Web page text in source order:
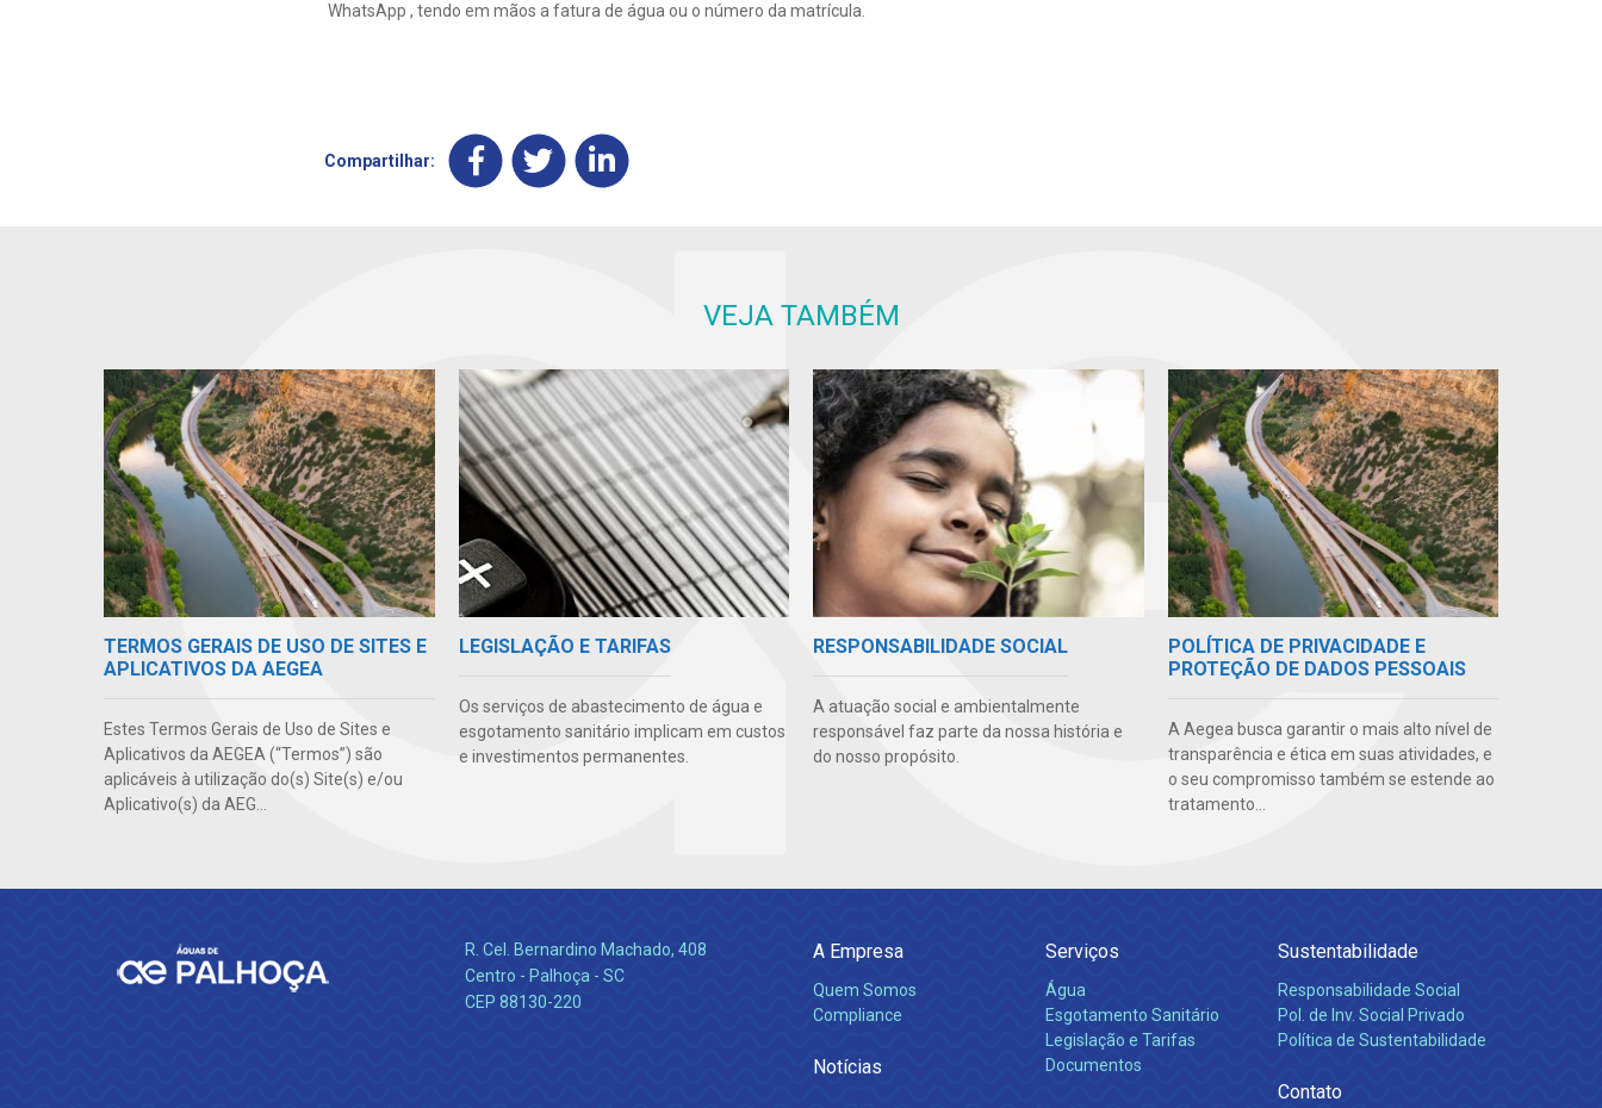
WhatsApp , tendo em mãos a fatura de água ou o número da matrícula.
Compartilhar:
VEJA TAMBÉM
TERMOS GERAIS DE USO DE SITES E
APLICATIVOS DA AEGEA
Estes Termos Gerais de Uso de Sites e
Aplicativos da AEGEA (“Termos”) são
aplicáveis à utilização do(s) Site(s) e/ou
Aplicativo(s) da AEG...
LEGISLAÇÃO E TARIFAS
Os serviços de abastecimento de água e
esgotamento sanitário implicam em custos
e investimentos permanentes.
RESPONSABILIDADE SOCIAL
A atuação social e ambientalmente
responsável faz parte da nossa história e
do nosso propósito.
POLÍTICA DE PRIVACIDADE E
PROTEÇÃO DE DADOS PESSOAIS
A Aegea busca garantir o mais alto nível de
transparência e ética em suas atividades, e
o seu compromisso também se estende ao
tratamento...
R. Cel. Bernardino Machado, 408
Centro - Palhoça - SC
CEP 88130-220
A Empresa
Quem Somos
Compliance
Notícias
Serviços
Água
Esgotamento Sanitário
Legislação e Tarifas
Documentos
Sustentabilidade
Responsabilidade Social
Pol. de Inv. Social Privado
Política de Sustentabilidade
Contato